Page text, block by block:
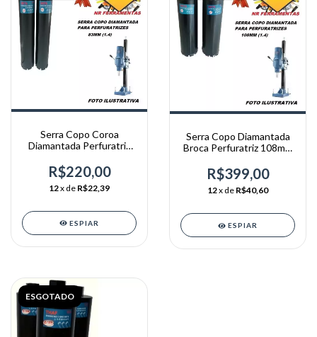
Serra Copo Coroa
Diamantada Perfuratriz
R$220,00
12x de R$22,39
ESPIAR
Serra Copo Diamantada
Broca Perfuratriz 108mm
R$399,00
12x de R$40,60
ESPIAR
ESGOTADO